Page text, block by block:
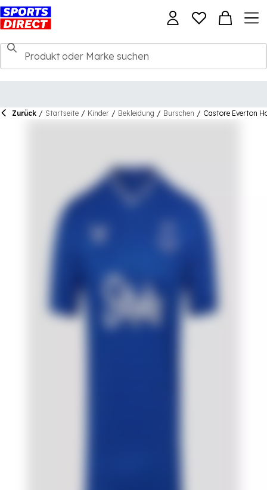
Zurück / Startseite / Kinder / Bekleidung / Burschen / Castore Everton